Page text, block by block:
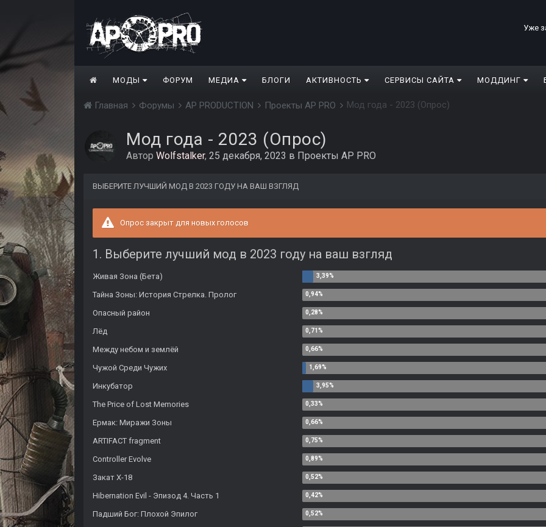
Уже
МОДЫ ФОРУМ МЕДИА БЛОГИ АКТИВНОСТЬ СЕРВИСЫ САЙТА МОДДИНГ
Главная Форумы AP PRODUCTION Проекты AP PRO Мод года - 2023 (Опрос)
Мод года - 2023 (Опрос)
Автор Wolfstalker, 25 декабря, 2023 в Проекты AP PRO
ВЫБЕРИТЕ ЛУЧШИЙ МОД В 2023 ГОДУ НА ВАШ ВЗГЛЯД
Опрос закрыт для новых голосов
1. Выберите лучший мод в 2023 году на ваш взгляд
Живая Зона (Бета)
Тайна Зоны: История Стрелка. Пролог
Опасный район
Лёд
Между небом и землёй
Чужой Среди Чужих
Инкубатор
The Price of Lost Memories
Ермак: Миражи Зоны
ARTIFACT fragment
Controller Evolve
Закат X-18
Hibernation Evil - Эпизод 4. Часть 1
Падший Бог: Плохой Эпилог